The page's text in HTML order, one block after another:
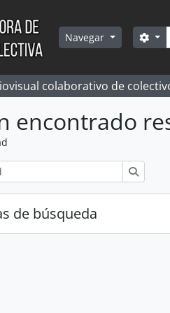
Navegar
colaborativo de
encontrado
de búsqueda